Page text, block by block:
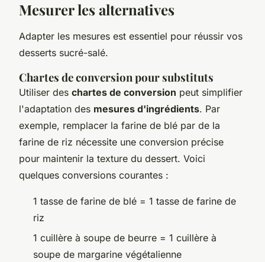
Mesurer les alternatives
Adapter les mesures est essentiel pour réussir vos
desserts sucré-salé.
Chartes de conversion pour substituts
Utiliser des chartes de conversion peut simplifier
l'adaptation des mesures d'ingrédients. Par
exemple, remplacer la farine de blé par de la
farine de riz nécessite une conversion précise
pour maintenir la texture du dessert. Voici
quelques conversions courantes :
1 tasse de farine de blé = 1 tasse de farine de
riz
1 cuillère à soupe de beurre = 1 cuillère à
soupe de margarine végétalienne